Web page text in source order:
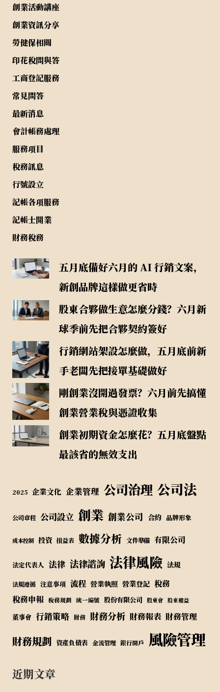
創業活動講座
創業資訊分享
勞健保相關
印花稅問與答
工商登記服務
常見問答
最新消息
會計帳務處理
服務項目
稅務訊息
行號設立
記帳各項服務
記帳士開業
財務稅務
五月底備好六月的 AI 行銷文案，
新創品牌這樣做更省時
股東合夥做生意怎麼分錢？六月新
球季前先把合夥契約簽好
行銷網站架設怎麼做，五月底前新
手老闆先把接單基礎做好
剛創業沒開過發票？六月前先搞懂
創業營業稅與憑證收集
創業初期資金怎麼花？五月底盤點
最該省的無效支出
2025 企業文化 企業管理 公司治理 公司法
公司章程 公司設立 創業 創業公司 合約 品牌形象
成本控制 投資 損益表 數據分析 文件準備 有限公司
法定代表人 法律 法律諮詢 法律風險 法規
法規遵循 注意事項 流程 營業執照 營業登記 稅務
稅務申報 稅務規劃 統一編號 股份有限公司 股東會 股東權益
董事會 行銷策略 財務 財務分析 財務報表 財務管理
財務規劃 資產負債表 金流管理 銀行開戶 風險管理
近期文章